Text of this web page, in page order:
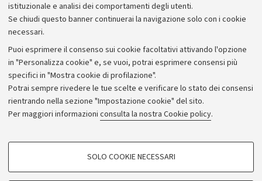
istituzionale e analisi dei comportamenti degli utenti.
Se chiudi questo banner continuerai la navigazione solo con i cookie
necessari.
Puoi esprimere il consenso sui cookie facoltativi attivando l'opzione
in "Personalizza cookie" e, se vuoi, potrai esprimere consensi più
specifici in "Mostra cookie di profilazione".
Potrai sempre rivedere le tue scelte e verificare lo stato dei consensi
rientrando nella sezione "Impostazione cookie" del sito.
Per maggiori informazioni consulta la nostra Cookie policy.
COOKIE DI PROFILAZIONE - FACOLTATIVI
SOLO COOKIE NECESSARI
Donazioni e 5x1000
Merchandising - UniboStore
Bandi, gare e concorsi
Albo online
Amministrazione trasparente
Atti di notifica
Informazioni sul sito e accessibilità
Dichiarazione di accessibilità
Privacy e note legali